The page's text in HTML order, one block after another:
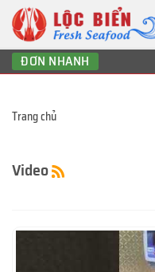
ĐƠN NHANH
Trang chủ
Video